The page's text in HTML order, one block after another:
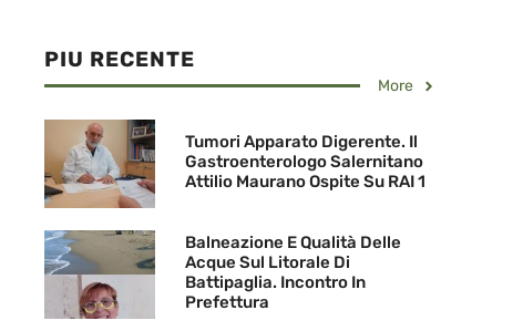
PIU RECENTE
More
Tumori Apparato Digerente. Il
Gastroenterologo Salernitano
Attilio Maurano Ospite Su RAI 1
Balneazione E Qualità Delle
Acque Sul Litorale Di
Battipaglia. Incontro In
Prefettura